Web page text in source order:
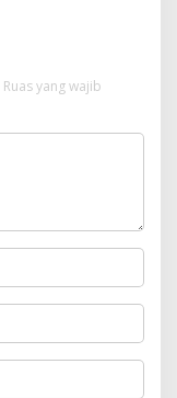
Ruas yang wajib